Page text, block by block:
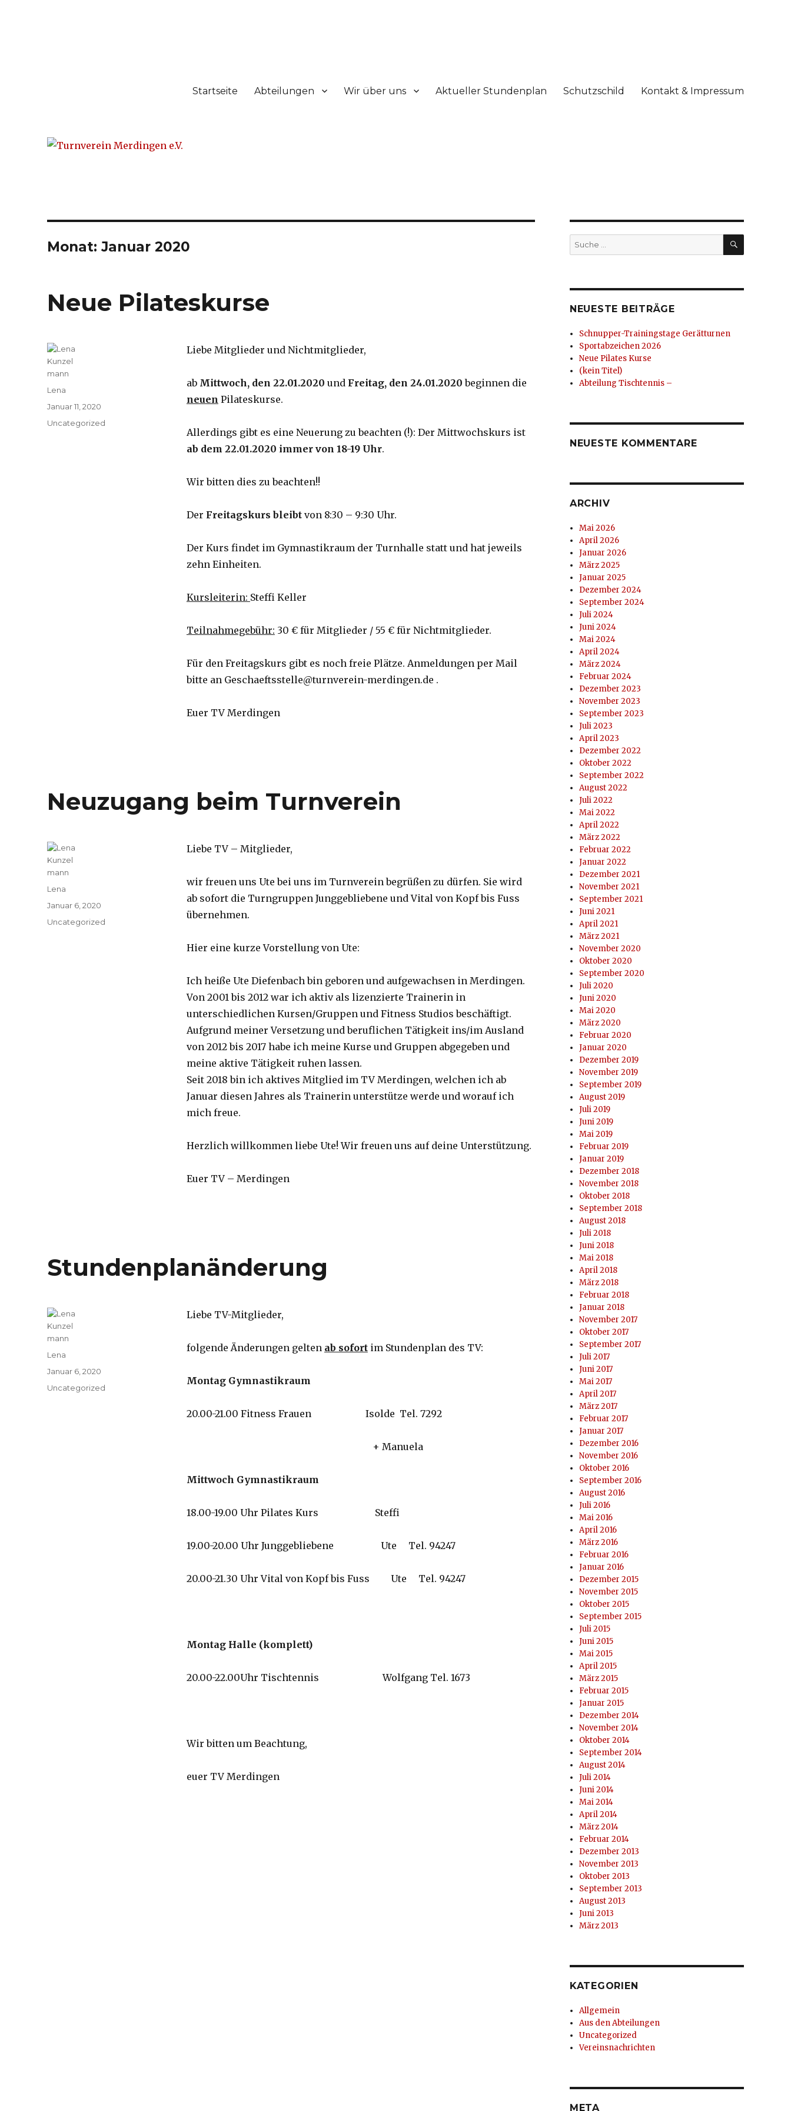
Startseite Abteilungen Wir über uns Aktueller Stundenplan Schutzschild Kontakt & Impressum
Monat: Januar 2020
Neue Pilateskurse
Liebe Mitglieder und Nichtmitglieder,
ab Mittwoch, den 22.01.2020 und Freitag, den 24.01.2020 beginnen die
neuen Pilateskurse.
Allerdings gibt es eine Neuerung zu beachten (!): Der Mittwochskurs ist
ab dem 22.01.2020 immer von 18-19 Uhr.
Wir bitten dies zu beachten!!
Der Freitagskurs bleibtvon 8:30 – 9:30 Uhr.
Der Kurs findet im Gymnastikraum der Turnhalle statt und hat jeweils
zehn Einheiten.
Kursleiterin: Steffi Keller
Teilnahmegebühr: 30 € für Mitglieder / 55 € für Nichtmitglieder.
Für den Freitagskurs gibt es noch freie Plätze. Anmeldungen per Mail
bitte an Geschaeftsstelle@turnverein-merdingen.de .
Euer TV Merdingen
Autor
Lena
Veröffentlicht
am
Januar 11, 2020
Kategorien
Uncategorized
Neuzugang beim Turnverein
Liebe TV – Mitglieder,
wir freuen uns Ute bei uns im Turnverein begrüßen zu dürfen. Sie wird
ab sofort die Turngruppen Junggebliebene und Vital von Kopf bis Fuss
übernehmen.
Hier eine kurze Vorstellung von Ute:
Ich heiße Ute Diefenbach bin geboren und aufgewachsen in Merdingen.
Von 2001 bis 2012 war ich aktiv als lizenzierte Trainerin in
unterschiedlichen Kursen/Gruppen und Fitness Studios beschäftigt.
Aufgrund meiner Versetzung und beruflichen Tätigkeit ins/im Ausland
von 2012 bis 2017 habe ich meine Kurse und Gruppen abgegeben und
meine aktive Tätigkeit ruhen lassen.
Seit 2018 bin ich aktives Mitglied im TV Merdingen, welchen ich ab
Januar diesen Jahres als Trainerin unterstütze werde und worauf ich
mich freue.
Herzlich willkommen liebe Ute! Wir freuen uns auf deine Unterstützung.
Euer TV – Merdingen
Autor
Lena
Veröffentlicht
am
Januar 6, 2020
Kategorien
Uncategorized
Stundenplanänderung
Liebe TV-Mitglieder,
folgende Änderungen gelten ab sofortim Stundenplan des TV:
Montag Gymnastikraum
20.00-21.00 Fitness Frauen Isolde Tel. 7292
+ Manuela
Mittwoch Gymnastikraum
18.00-19.00 Uhr Pilates Kurs Steffi
19.00-20.00 Uhr Junggebliebene Ute Tel. 94247
20.00-21.30 Uhr Vital von Kopf bis Fuss Ute Tel. 94247
Montag Halle (komplett)
20.00-22.00Uhr Tischtennis Wolfgang Tel. 1673
Wir bitten um Beachtung,
euer TV Merdingen
Autor
Lena
Veröffentlicht
am
Januar 6, 2020
Kategorien
Uncategorized
Suche
nach:
SUCHE
NEUESTE BEITRÄGE
Schnupper-Trainingstage Gerätturnen
Sportabzeichen 2026
Neue Pilates Kurse
(kein Titel)
Abteilung Tischtennis –
NEUESTE KOMMENTARE
ARCHIV
Mai 2026
April 2026
Januar 2026
März 2025
Januar 2025
Dezember 2024
September 2024
Juli 2024
Juni 2024
Mai 2024
April 2024
März 2024
Februar 2024
Dezember 2023
November 2023
September 2023
Juli 2023
April 2023
Dezember 2022
Oktober 2022
September 2022
August 2022
Juli 2022
Mai 2022
April 2022
März 2022
Februar 2022
Januar 2022
Dezember 2021
November 2021
September 2021
Juni 2021
April 2021
März 2021
November 2020
Oktober 2020
September 2020
Juli 2020
Juni 2020
Mai 2020
März 2020
Februar 2020
Januar 2020
Dezember 2019
November 2019
September 2019
August 2019
Juli 2019
Juni 2019
Mai 2019
Februar 2019
Januar 2019
Dezember 2018
November 2018
Oktober 2018
September 2018
August 2018
Juli 2018
Juni 2018
Mai 2018
April 2018
März 2018
Februar 2018
Januar 2018
November 2017
Oktober 2017
September 2017
Juli 2017
Juni 2017
Mai 2017
April 2017
März 2017
Februar 2017
Januar 2017
Dezember 2016
November 2016
Oktober 2016
September 2016
August 2016
Juli 2016
Mai 2016
April 2016
März 2016
Februar 2016
Januar 2016
Dezember 2015
November 2015
Oktober 2015
September 2015
Juli 2015
Juni 2015
Mai 2015
April 2015
März 2015
Februar 2015
Januar 2015
Dezember 2014
November 2014
Oktober 2014
September 2014
August 2014
Juli 2014
Juni 2014
Mai 2014
April 2014
März 2014
Februar 2014
Dezember 2013
November 2013
Oktober 2013
September 2013
August 2013
Juni 2013
März 2013
KATEGORIEN
Allgemein
Aus den Abteilungen
Uncategorized
Vereinsnachrichten
META